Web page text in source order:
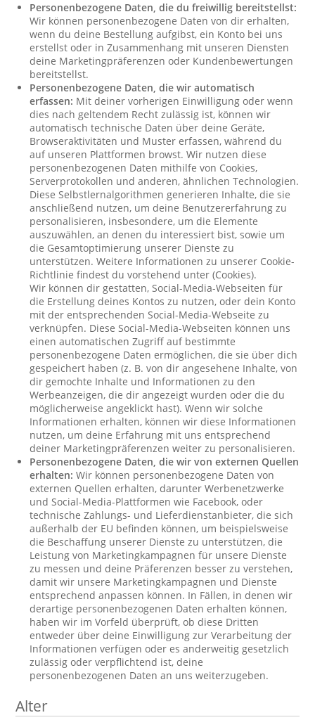
Personenbezogene Daten, die du freiwillig bereitstellst:
Wir können personenbezogene Daten von dir erhalten,
wenn du deine Bestellung aufgibst, ein Konto bei uns
erstellst oder in Zusammenhang mit unseren Diensten
deine Marketingpräferenzen oder Kundenbewertungen
bereitstellst.
Personenbezogene Daten, die wir automatisch
erfassen: Mit deiner vorherigen Einwilligung oder wenn
dies nach geltendem Recht zulässig ist, können wir
automatisch technische Daten über deine Geräte,
Browseraktivitäten und Muster erfassen, während du
auf unseren Plattformen browst. Wir nutzen diese
personenbezogenen Daten mithilfe von Cookies,
Serverprotokollen und anderen, ähnlichen Technologien.
Diese Selbstlernalgorithmen generieren Inhalte, die sie
anschließend nutzen, um deine Benutzererfahrung zu
personalisieren, insbesondere, um die Elemente
auszuwählen, an denen du interessiert bist, sowie um
die Gesamtoptimierung unserer Dienste zu
unterstützen. Weitere Informationen zu unserer Cookie-
Richtlinie findest du vorstehend unter (Cookies).
Wir können dir gestatten, Social-Media-Webseiten für
die Erstellung deines Kontos zu nutzen, oder dein Konto
mit der entsprechenden Social-Media-Webseite zu
verknüpfen. Diese Social-Media-Webseiten können uns
einen automatischen Zugriff auf bestimmte
personenbezogene Daten ermöglichen, die sie über dich
gespeichert haben (z. B. von dir angesehene Inhalte, von
dir gemochte Inhalte und Informationen zu den
Werbeanzeigen, die dir angezeigt wurden oder die du
möglicherweise angeklickt hast). Wenn wir solche
Informationen erhalten, können wir diese Informationen
nutzen, um deine Erfahrung mit uns entsprechend
deiner Marketingpräferenzen weiter zu personalisieren.
Personenbezogene Daten, die wir von externen Quellen
erhalten: Wir können personenbezogene Daten von
externen Quellen erhalten, darunter Werbenetzwerke
und Social-Media-Plattformen wie Facebook, oder
technische Zahlungs- und Lieferdienstanbieter, die sich
außerhalb der EU befinden können, um beispielsweise
die Beschaffung unserer Dienste zu unterstützen, die
Leistung von Marketingkampagnen für unsere Dienste
zu messen und deine Präferenzen besser zu verstehen,
damit wir unsere Marketingkampagnen und Dienste
entsprechend anpassen können. In Fällen, in denen wir
derartige personenbezogenen Daten erhalten können,
haben wir im Vorfeld überprüft, ob diese Dritten
entweder über deine Einwilligung zur Verarbeitung der
Informationen verfügen oder es anderweitig gesetzlich
zulässig oder verpflichtend ist, deine
personenbezogenen Daten an uns weiterzugeben.
Alter